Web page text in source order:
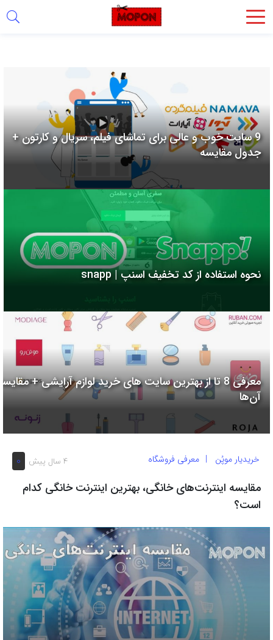
اشتراک
از
روش‌های
زیر
می‌توانید
صفحه
دوستان
خود
به
بگذارید.
لینک
9 سایت خوب و عالی برای تماشای فیلم، سریال و کارتون +
جدول مقایسه
نحوه استفاده از کد تخفیف اسنپ | snapp
معرفی 8 تا از بهترین سایت های خرید لوازم آرایشی +
آن‌ها
4 سال پیش 0 خریدیار موپُن معرفی فروشگاه
مقایسه اینترنت‌های خانگی، بهترین اینترنت خانگی کدام
است؟